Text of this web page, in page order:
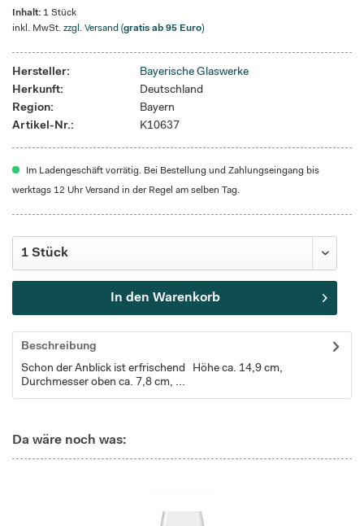
Inhalt: 1 Stück
inkl. MwSt. zzgl. Versand (gratis ab 95 Euro)
Hersteller:
Bayerische Glaswerke
Herkunft:
Deutschland
Region:
Bayern
Artikel-Nr.:
K10637
Im Ladengeschäft vorrätig. Bei Bestellung und Zahlungseingang bis
werktags 12 Uhr Versand in der Regel am selben Tag.
In den Warenkorb
Beschreibung
Schon der Anblick ist erfrischend Höhe ca. 14,9 cm,
Durchmesser oben ca. 7,8 cm, ...
Da wäre noch was: